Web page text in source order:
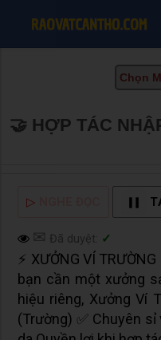
🤝 HỢP TÁC
▷
✉ Đã duyệt: ✓
⚡ XƯỞNG VÍ
bạn cần một xưởng
hiệu riêng, Xưởng Ví
(Trường) ✅ Chuyên sỉ